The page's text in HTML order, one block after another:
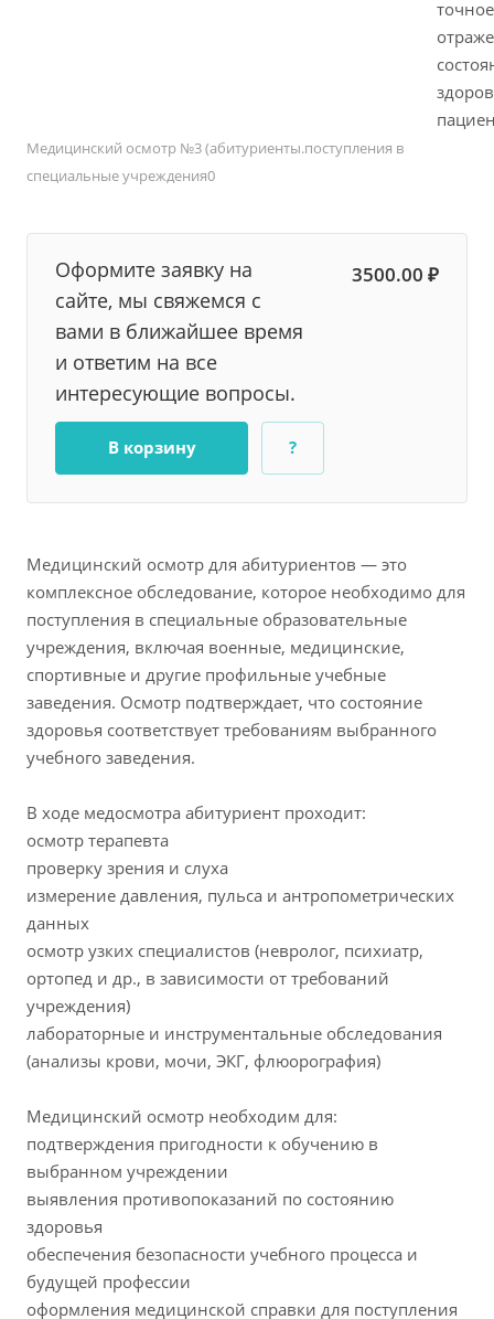
точное
Медицинский осмотр №3 (абитуриенты.поступления в
специальные учреждения0
Оформите заявку на
сайте, мы свяжемся с
вами в ближайшее время
и ответим на все
интересующие вопросы.
3500.00 ₽
В корзину ?
Медицинский осмотр для абитуриентов — это
комплексное обследование, которое необходимо для
поступления в специальные образовательные
учреждения, включая военные, медицинские,
спортивные и другие профильные учебные
заведения. Осмотр подтверждает, что состояние
здоровья соответствует требованиям выбранного
учебного заведения.
В ходе медосмотра абитуриент проходит:
осмотр терапевта
проверку зрения и слуха
измерение давления, пульса и антропометрических
данных
осмотр узких специалистов (невролог, психиатр,
ортопед и др., в зависимости от требований
учреждения)
лабораторные и инструментальные обследования
(анализы крови, мочи, ЭКГ, флюорография)
Медицинский осмотр необходим для:
подтверждения пригодности к обучению в
выбранном учреждении
выявления противопоказаний по состоянию
здоровья
обеспечения безопасности учебного процесса и
будущей профессии
оформления медицинской справки для поступления